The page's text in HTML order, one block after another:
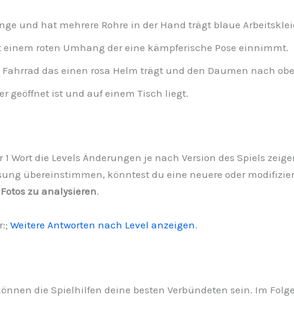
und hat mehrere Rohre in der Hand trägt blaue
roten Umhang der eine kämpferische Pose einnimmt.
das einen rosa Helm trägt und den Daumen nach
geöffnet ist und auf einem Tisch liegt.
Wort die Levels Änderungen je nach Version des Spiels
übereinstimmen, könntest du eine neuere oder
zu analysieren.
Weitere Antworten nach Level anzeigen.
die Spielhilfen deine besten Verbündeten sein. Im